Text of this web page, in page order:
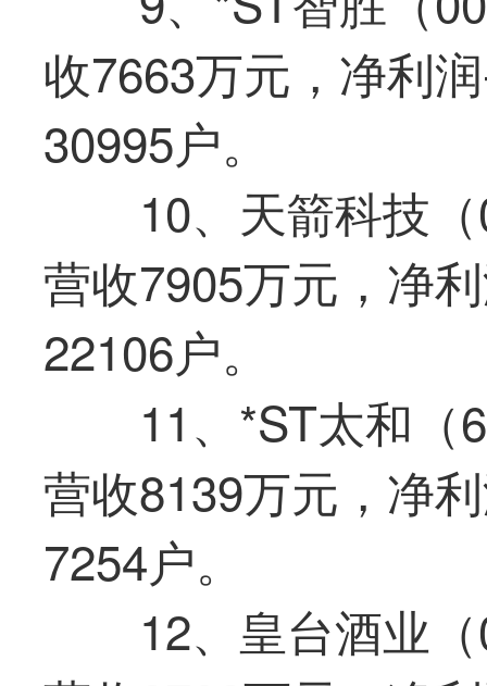
收7663万元，净利
30995户。
10、天箭科技
营收7905万元，净
22106户。
11、*ST太和（
营收8139万元，净
7254户。
12、皇台酒业